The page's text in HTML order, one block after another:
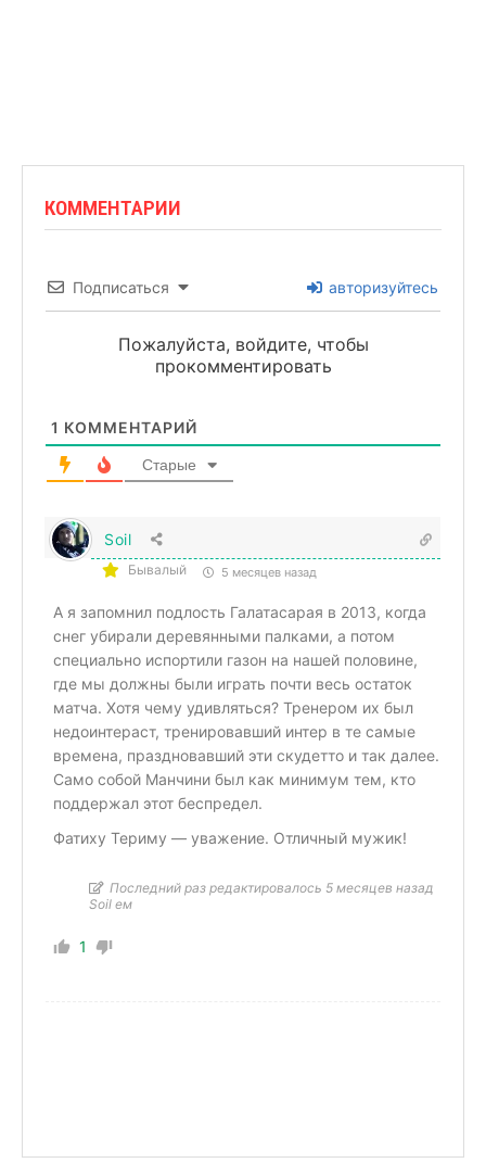
КОММЕНТАРИИ
Подписаться авторизуйтесь
Пожалуйста, войдите, чтобы
прокомментировать
1 КОММЕНТАРИЙ
Старые
Soil
Бывалый 5 месяцев назад
А я запомнил подлость Галатасарая в 2013, когда
снег убирали деревянными палками, а потом
специально испортили газон на нашей половине,
где мы должны были играть почти весь остаток
матча. Хотя чему удивляться? Тренером их был
недоинтераст, тренировавший интер в те самые
времена, праздновавший эти скудетто и так далее.
Само собой Манчини был как минимум тем, кто
поддержал этот беспредел.
Фатиху Териму — уважение. Отличный мужик!
Последний раз редактировалось 5 месяцев назад
Soil ем
1